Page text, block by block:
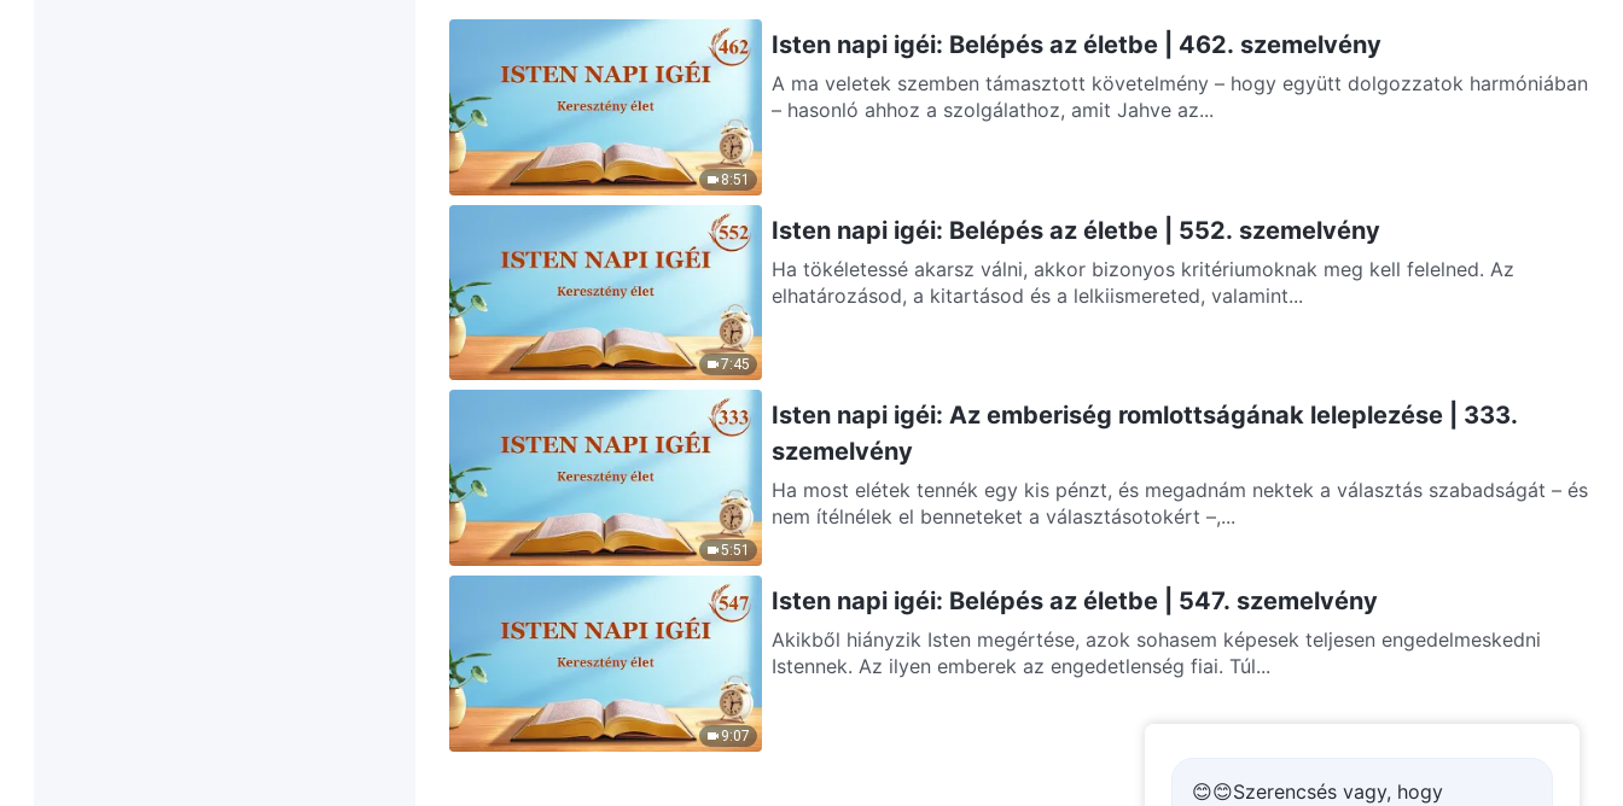
8:51
Isten napi igéi: Belépés az életbe | 462. szemelvény
A ma veletek szemben támasztott követelmény – hogy együtt dolgozzatok harmóniában
– hasonló ahhoz a szolgálathoz, amit Jahve az...
7:45
Isten napi igéi: Belépés az életbe | 552. szemelvény
Ha tökéletessé akarsz válni, akkor bizonyos kritériumoknak meg kell felelned. Az
elhatározásod, a kitartásod és a lelkiismereted, valamint...
5:51
Isten napi igéi: Az emberiség romlottságának leleplezése | 333.
szemelvény
Ha most elétek tennék egy kis pénzt, és megadnám nektek a választás szabadságát – és
nem ítélnélek el benneteket a választásotokért –,...
9:07
Isten napi igéi: Belépés az életbe | 547. szemelvény
Akikből hiányzik Isten megértése, azok sohasem képesek teljesen engedelmeskedni
Istennek. Az ilyen emberek az engedetlenség fiai. Túl...
😊😊Szerencsés vagy, hogy